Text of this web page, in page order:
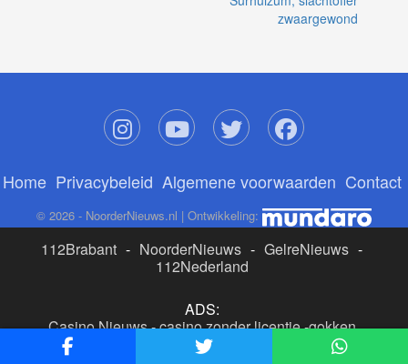
zwaargewond
Home Privacybeleid Algemene voorwaarden Contact
© 2026 - NoorderNieuws.nl | Ontwikkeling:
112Brabant - NoorderNieuws - GelreNieuws -
112Nederland
ADS:
Casino Nieuws-casino zonder licentie-gokken
buitenlandse site
beste online casino nederland